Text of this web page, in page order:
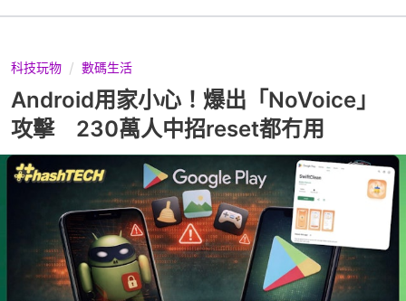
科技玩物 數碼生活
Android用家小心！爆出「NoVoice」
攻擊 230萬人中招reset都冇用